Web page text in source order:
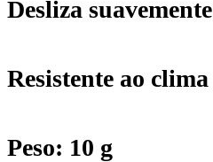
Desliza suavemente
Resistente ao clima
Peso: 10 g